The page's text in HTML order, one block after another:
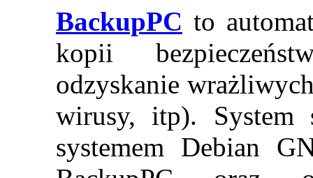
BackupPC to
kopii
odzyskanie
wirusy, itp). System
systemem Debian